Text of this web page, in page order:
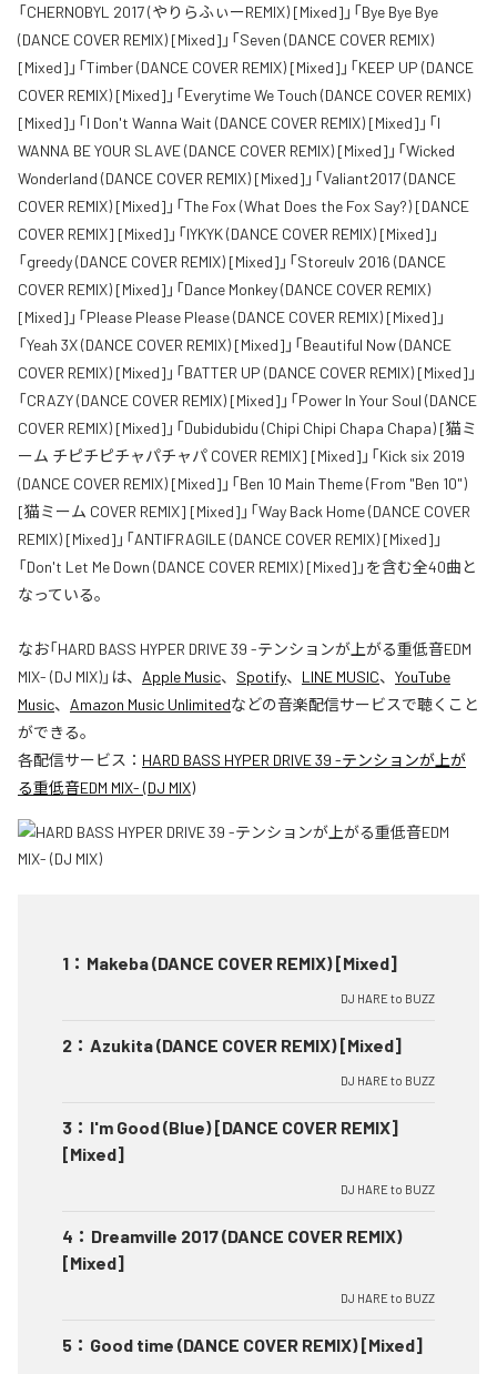
「CHERNOBYL 2017 (やりらふぃーREMIX) [Mixed]」「Bye Bye Bye
(DANCE COVER REMIX) [Mixed]」「Seven (DANCE COVER REMIX)
[Mixed]」「Timber (DANCE COVER REMIX) [Mixed]」「KEEP UP (DANCE
COVER REMIX) [Mixed]」「Everytime We Touch (DANCE COVER REMIX)
[Mixed]」「I Don't Wanna Wait (DANCE COVER REMIX) [Mixed]」「I
WANNA BE YOUR SLAVE (DANCE COVER REMIX) [Mixed]」「Wicked
Wonderland (DANCE COVER REMIX) [Mixed]」「Valiant2017 (DANCE
COVER REMIX) [Mixed]」「The Fox (What Does the Fox Say?) [DANCE
COVER REMIX] [Mixed]」「IYKYK (DANCE COVER REMIX) [Mixed]」
「greedy (DANCE COVER REMIX) [Mixed]」「Storeulv 2016 (DANCE
COVER REMIX) [Mixed]」「Dance Monkey (DANCE COVER REMIX)
[Mixed]」「Please Please Please (DANCE COVER REMIX) [Mixed]」
「Yeah 3X (DANCE COVER REMIX) [Mixed]」「Beautiful Now (DANCE
COVER REMIX) [Mixed]」「BATTER UP (DANCE COVER REMIX) [Mixed]」
「CRAZY (DANCE COVER REMIX) [Mixed]」「Power In Your Soul (DANCE
COVER REMIX) [Mixed]」「Dubidubidu (Chipi Chipi Chapa Chapa) [猫ミ
ーム チピチピチャパチャパ COVER REMIX] [Mixed]」「Kick six 2019
(DANCE COVER REMIX) [Mixed]」「Ben 10 Main Theme (From "Ben 10")
[猫ミーム COVER REMIX] [Mixed]」「Way Back Home (DANCE COVER
REMIX) [Mixed]」「ANTIFRAGILE (DANCE COVER REMIX) [Mixed]」
「Don't Let Me Down (DANCE COVER REMIX) [Mixed]」を含む全40曲と
なっている。
なお「HARD BASS HYPER DRIVE 39 -テンションが上がる重低音EDM
MIX- (DJ MIX)」は、 Apple Music、 Spotify、 LINE MUSIC、 YouTube
Music、 Amazon Music Unlimitedなどの音楽配信サービスで聴くこと
ができる。
各配信サービス： HARD BASS HYPER DRIVE 39 -テンションが上が
る重低音EDM MIX- (DJ MIX)
1 ： Makeba (DANCE COVER REMIX) [Mixed]
DJ HARE to BUZZ
2 ： Azukita (DANCE COVER REMIX) [Mixed]
DJ HARE to BUZZ
3 ： I'm Good (Blue) [DANCE COVER REMIX]
[Mixed]
DJ HARE to BUZZ
4 ： Dreamville 2017 (DANCE COVER REMIX)
[Mixed]
DJ HARE to BUZZ
5 ： Good time (DANCE COVER REMIX) [Mixed]